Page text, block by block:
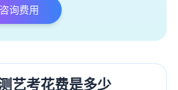
咨询费用
艺考花费是多少